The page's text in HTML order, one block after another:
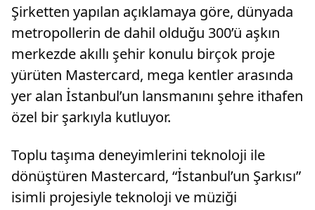
Şirketten yapılan açıklamaya göre, dünyada
metropollerin de dahil olduğu 300’ü aşkın
merkezde akıllı şehir konulu birçok proje
yürüten Mastercard, mega kentler arasında
yer alan İstanbul’un lansmanını şehre ithafen
özel bir şarkıyla kutluyor.
Toplu taşıma deneyimlerini teknoloji ile
dönüştüren Mastercard, “İstanbul’un Şarkısı”
isimli projesiyle teknoloji ve müziği